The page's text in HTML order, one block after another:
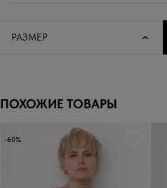
РАЗМЕР
ПОХОЖИЕ ТОВАРЫ
-60%